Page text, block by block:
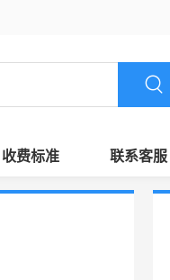
收费标准 联系客服